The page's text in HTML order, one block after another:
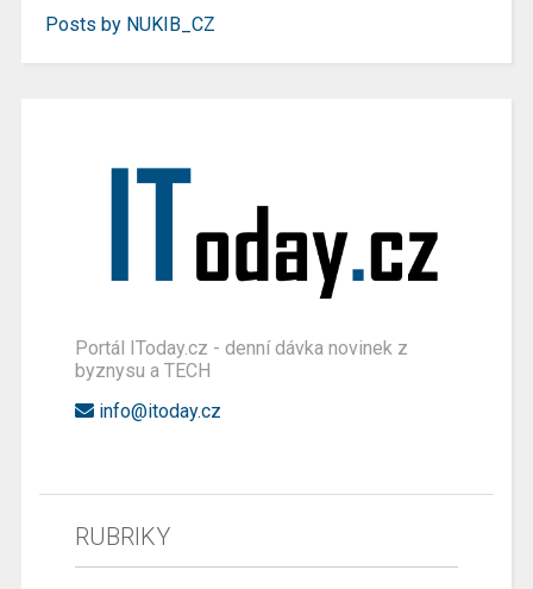
Posts by NUKIB_CZ
Portál IToday.cz - denní dávka novinek z
byznysu a TECH
info@itoday.cz
RUBRIKY